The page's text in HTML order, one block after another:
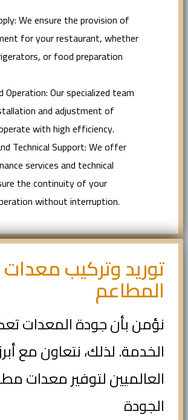
We ensure the provision of
for your restaurant, whether
or food preparation
Our specialized team
and adjustment of
with high efficiency.
Technical Support: We offer
services and technical
the continuity of your
without interruption.
توريد وتركيب معدات
المطاعم
نؤمن بأن جودة المعدات
الخدمة. لذلك، نتعاون مع
العالميين لتوفير معدات
الجودة